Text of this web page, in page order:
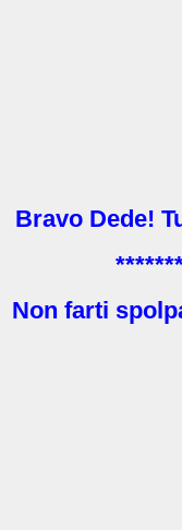
Bravo Dede!
Non farti